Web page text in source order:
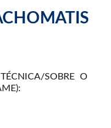
SOBRE O